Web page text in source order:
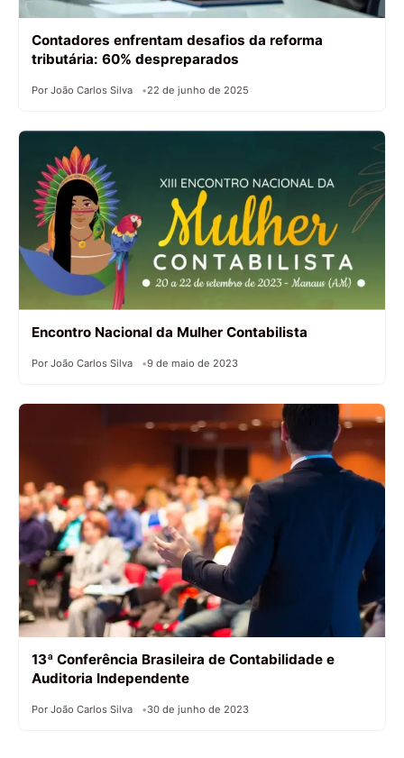
Contadores enfrentam desafios da reforma
tributária: 60% despreparados
Por João Carlos Silva 22 de junho de 2025
Encontro Nacional da Mulher Contabilista
Por João Carlos Silva 9 de maio de 2023
13ª Conferência Brasileira de Contabilidade e
Auditoria Independente
Por João Carlos Silva 30 de junho de 2023